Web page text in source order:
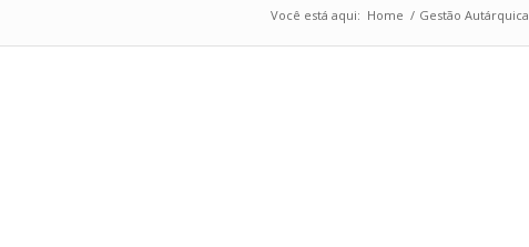
Você está aqui: Home / Gestão Autárquica